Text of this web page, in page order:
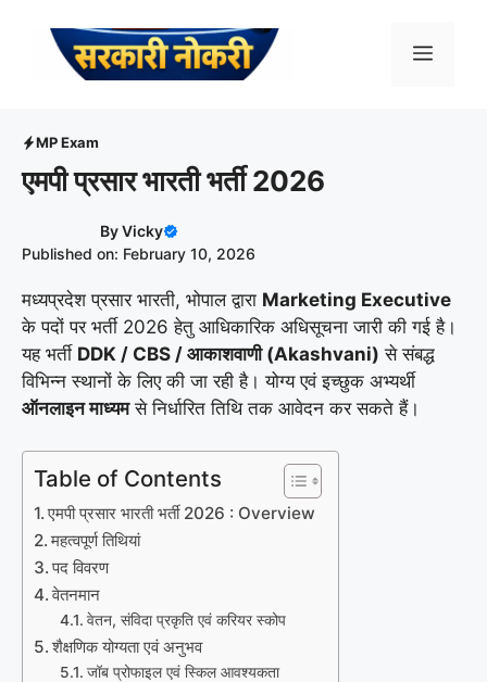
Menu
MP Exam
एमपी प्रसार भारती भर्ती 2026
ByVicky
Published on: February 10, 2026
मध्यप्रदेश प्रसार भारती, भोपाल द्वारा Marketing Executive
के पदों पर भर्ती 2026 हेतु आधिकारिक अधिसूचना जारी की गई है।
यह भर्ती DDK / CBS / आकाशवाणी (Akashvani) से संबद्ध
विभिन्न स्थानों के लिए की जा रही है। योग्य एवं इच्छुक अभ्यर्थी
ऑनलाइन माध्यमसे निर्धारित तिथि तक आवेदन कर सकते हैं।
Table of Contents
एमपी प्रसार भारती भर्ती 2026 : Overview
महत्वपूर्ण तिथियां
पद विवरण
वेतनमान
वेतन, संविदा प्रकृति एवं करियर स्कोप
शैक्षणिक योग्यता एवं अनुभव
जॉब प्रोफाइल एवं स्किल आवश्यकता